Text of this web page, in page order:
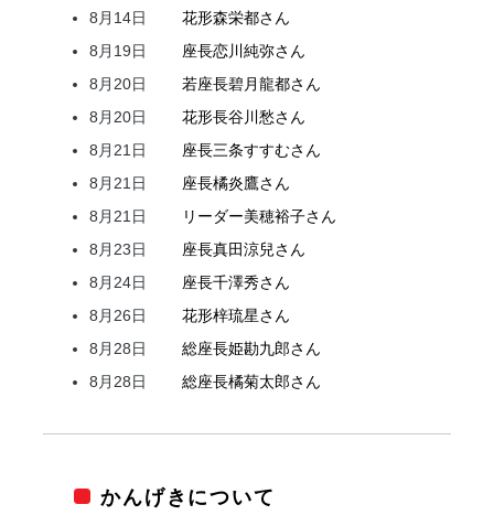
8月14日
花形森栄都さん
8月19日
座長恋川純弥さん
8月20日
若座長碧月龍都さん
8月20日
花形長谷川愁さん
8月21日
座長三条すすむさん
8月21日
座長橘炎鷹さん
8月21日
リーダー美穂裕子さん
8月23日
座長真田涼兒さん
8月24日
座長千澤秀さん
8月26日
花形梓琉星さん
8月28日
総座長姫勘九郎さん
8月28日
総座長橘菊太郎さん
かんげきについて